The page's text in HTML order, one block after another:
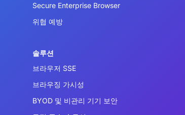
Secure Enterprise Browser
위협 예방
솔루션
브라우저 SSE
브라우징 가시성
BYOD 및 비관리 기기 보안